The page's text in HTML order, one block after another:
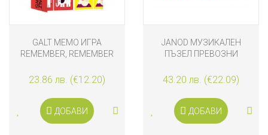
GALT МЕМО ИГРА
REMEMBER, REMEMBER
23.86 лв. (€12.20)
ДОБАВИ
JANOD МУЗИКАЛЕН
ПЪЗЕЛ ПРЕВОЗНИ
43.20 лв. (€22.09)
ДОБАВИ